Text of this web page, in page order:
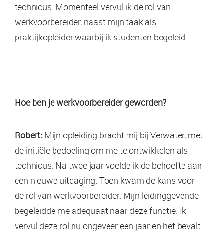
technicus. Momenteel vervul ik de rol van
werkvoorbereider, naast mijn taak als
praktijkopleider waarbij ik studenten begeleid.
Hoe ben je werkvoorbereider geworden?
Robert: Mijn opleiding bracht mij bij Verwater, met
de initiële bedoeling om me te ontwikkelen als
technicus. Na twee jaar voelde ik de behoefte aan
een nieuwe uitdaging. Toen kwam de kans voor
de rol van werkvoorbereider. Mijn leidinggevende
begeleidde me adequaat naar deze functie. Ik
vervul deze rol nu ongeveer een jaar en het bevalt